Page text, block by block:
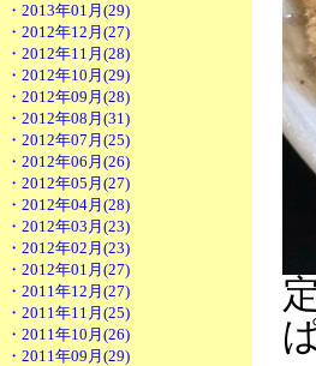
・2013年01月(29)
・2012年12月(27)
・2012年11月(28)
・2012年10月(29)
・2012年09月(28)
・2012年08月(31)
・2012年07月(25)
・2012年06月(26)
・2012年05月(27)
・2012年04月(28)
・2012年03月(23)
・2012年02月(23)
・2012年01月(27)
・2011年12月(27)
・2011年11月(25)
・2011年10月(26)
・2011年09月(29)